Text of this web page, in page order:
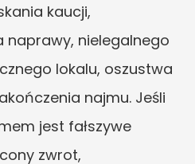
kaucji,
naprawy, nielegalnego
lokalu, oszustwa
najmu. Jeśli
jest fałszywe
zwrot,